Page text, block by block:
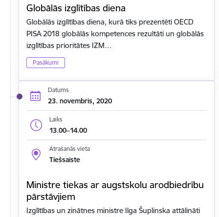
Globālās izglītības diena
Globālās izglītības diena, kurā tiks prezentēti OECD
PISA 2018 globālās kompetences rezultāti un globālās
izglītības prioritātes IZM…
Pasākumi
Datums
23. novembris, 2020
Laiks
13.00–14.00
Atrašanās vieta
Tiešsaiste
Ministre tiekas ar augstskolu arodbiedrību
pārstāvjiem
Izglītības un zinātnes ministre Ilga Šuplinska attālināti